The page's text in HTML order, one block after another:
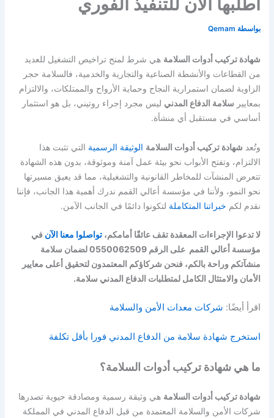
بواسطة Qemam
شهادة تركيب أدوات السلامة هي شرط لمنح تراخيص التشغيل للعديد
من القطاعات والأنشطة الصناعية والتجارية والخدمية، فالسلامة حجر
الزاوية لضمان استمرارية النجاح وحماية الأرواح والممتلكات، والالتزام
بمعايير سلامة الدفاع المدني ليس مجرد إجراء روتيني، بل هو استثمار
أساسي في مستقبل أي منشأة.
وتُعد شهادة تركيب أدوات السلامة الوثيقة الرسمية التي تثبت هذا
الالتزام، وتفتح الأبواب نحو بيئة عمل آمنة وموثوقة، بدون هذه الشهادة
تتعرض المنشآت للمخاطر القانونية والتشغيلية، مما قد يعيق مسيرتها
نحو النمو، ولأننا في مؤسسة أعالي القمم ندرك أهمية هذا الجانب، فإننا
نقدم لكم خبراتنا المتكاملة لتكونوا دائمًا في الجانب الآمن.
لا تدعوا الإجراءات المعقدة تقف عائقًا أمامكم،تواصلوا معنا الآن في
مؤسسة أعالي القمم على الرقم 0550062509 لضمان سلامة
منشآتكم وراحة بالكم، فنحن شركاؤكم المعتمدون لتحقيق أعلى معايير
الأمان والامتثال الكامل لمتطلبات الدفاع المدني سلامة.
اقرأ أيضًا: شركات معدات الأمن والسلامة
استخرج شهادة سلامة من الدفاع المدني فورا بأقل تكلفة
ما هي شهادة تركيب أدوات السلامة؟
شهادة تركيب أدوات السلامة هي وثيقة رسمية ومصادقة حيوية تصدرها
شركات الأمن والسلامة المعتمدة من قبل الدفاع المدني في المملكة